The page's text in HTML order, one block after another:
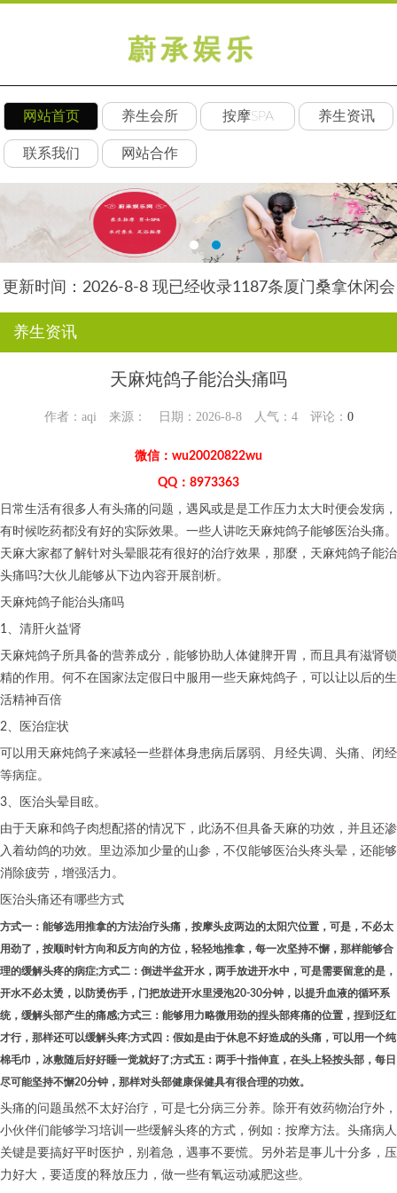
网站首页 养生会所 按摩SPA 养生资讯
联系我们 网站合作
更新时间：2026-8-8 现已经收录1187条厦门桑拿休闲会
养生资讯
天麻炖鸽子能治头痛吗
作者：aqi 来源： 日期：2026-8-8 人气： 4评论： 0
微信：wu20020822wu
QQ：8973363
日常生活有很多人有头痛的问题，遇风或是是工作压力太大时便会发病，
有时候吃药都没有好的实际效果。一些人讲吃天麻炖鸽子能够医治头痛。
天麻大家都了解针对头晕眼花有很好的治疗效果，那麼，天麻炖鸽子能治
头痛吗?大伙儿能够从下边內容开展剖析。
天麻炖鸽子能治头痛吗
1、清肝火益肾
天麻炖鸽子所具备的营养成分，能够协助人体健脾开胃，而且具有滋肾锁
精的作用。何不在国家法定假日中服用一些天麻炖鸽子，可以让以后的生
活精神百倍
2、医治症状
可以用天麻炖鸽子来减轻一些群体身患病后孱弱、月经失调、头痛、闭经
等病症。
3、医治头晕目眩。
由于天麻和鸽子肉想配搭的情况下，此汤不但具备天麻的功效，并且还渗
入着幼鸽的功效。里边添加少量的山参，不仅能够医治头疼头晕，还能够
消除疲劳，增强活力。
医治头痛还有哪些方式
方式一：能够选用推拿的方法治疗头痛，按摩头皮两边的太阳穴位置，可是，不必太
用劲了，按顺时针方向和反方向的方位，轻轻地推拿，每一次坚持不懈，那样能够合
理的缓解头疼的病症;方式二：倒进半盆开水，两手放进开水中，可是需要留意的是，
开水不必太烫，以防烫伤手，门把放进开水里浸泡20-30分钟，以提升血液的循环系
统，缓解头部产生的痛感;方式三：能够用力略微用劲的捏头部疼痛的位置，捏到泛红
才行，那样还可以缓解头疼;方式四：假如是由于休息不好造成的头痛，可以用一个纯
棉毛巾，冰敷随后好好睡一觉就好了;方式五：两手十指伸直，在头上轻按头部，每日
尽可能坚持不懈20分钟，那样对头部健康保健具有很合理的功效。
头痛的问题虽然不太好治疗，可是七分病三分养。除开有效药物治疗外，
小伙伴们能够学习培训一些缓解头疼的方式，例如：按摩方法。头痛病人
关键是要搞好平时医护，别着急，遇事不要慌。另外若是事儿十分多，压
力好大，要适度的释放压力，做一些有氧运动减肥这些。